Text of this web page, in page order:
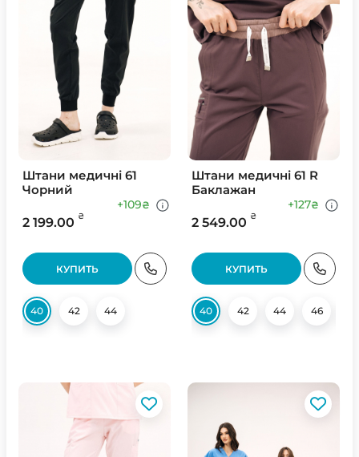
Штани медичні 61
Чорний
2 199.00 ₴
+109₴
КУПИТЬ
40 42 44
Штани медичні 61 R
Баклажан
2 549.00 ₴
+127₴
КУПИТЬ
40 42 44 46